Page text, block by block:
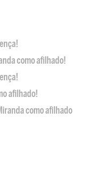
como afilhado!
afilhado!
como afilhado